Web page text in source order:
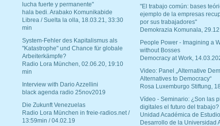
lucha fuerte y permanente"
hala bedi. Arabako Komunikabide
Librea / Suelta la olla, 18.03.21, 33:30
min
System-Fehler des Kapitalismus als
"Katastrophe" und Chance für globale
Arbeiterkämpfe?
Radio Lora München, 02.06.20, 19:10
min
Interview with Dario Azzellini
black agenda radio 25nov2019
Die Zukunft Venezuelas
Radio Lora München in freie-radios.net /
13:59min / 04.02.19
"El trabajo común: bases
ejemplo de la empresas
por sus trabajadores"
Demokrazia Komunala,
People Power - Imagining a
without Bosses
Democracy at Work,
Video: Panel „Alternative
Alternatives to Democracy“
Rosa Luxemburgo Stiftung,
Vídeo - Seminario: ¿Son las
digitales el futuro del trabajo?
Unidad Académica de
Desarrollo de la Universidad